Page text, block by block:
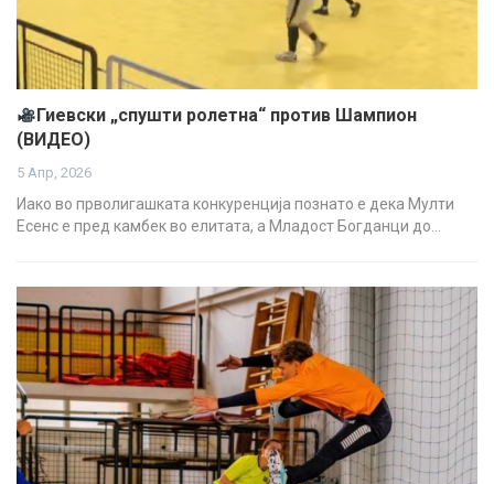
Гиевски „спушти ролетна“ против Шампион
(ВИДЕО)
5 Апр, 2026
Иако во прволигашката конкуренција познато е дека Мулти
Есенс е пред камбек во елитата, а Младост Богданци до…